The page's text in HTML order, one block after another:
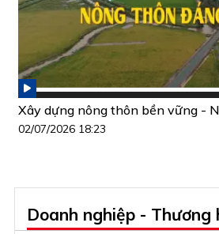
Xây dựng nông thôn bền vững -
02/07/2026 18:23
Doanh nghiệp - Thương